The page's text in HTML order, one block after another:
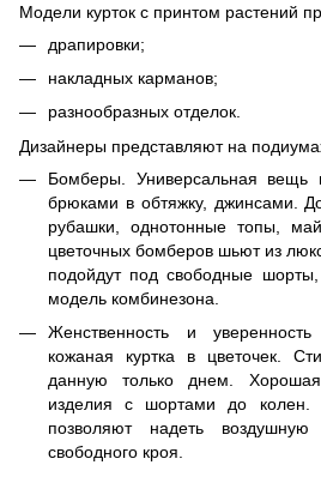
Модели курток с принтом растений
драпировки;
накладных карманов;
разнообразных отделок.
Дизайнеры представляют на
Бомберы. Универсальная вещь
брюками в обтяжку, джинсами.
рубашки, однотонные топы,
цветочных бомберов шьют из
подойдут под свободные
модель комбинезона.
Женственность и
кожаная куртка в цветочек.
данную только днем.
изделия с шортами до колен.
позволяют надеть
свободного кроя.